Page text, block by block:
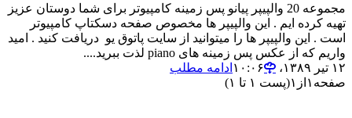
مجموعه 20 والپیپر پیانو پس زمینه کامپیوتر برای شما دوستان عزیز
تهیه کرده ایم . این والپیپر ها مخصوص صفحه دسکتاپ کامپیوتر
است . این والپیپر ها را میتوانید از سایت پاتوق یو دریافت کنید . امید
واریم که از عکس پس زمینه های piano لذت ببرید....
۱۲ تیر ۱۳۸۹،‏ ۱۰:۰۶
ادامه مطلب
صفحه ۱ از ۱(پست ۱ تا ۱)